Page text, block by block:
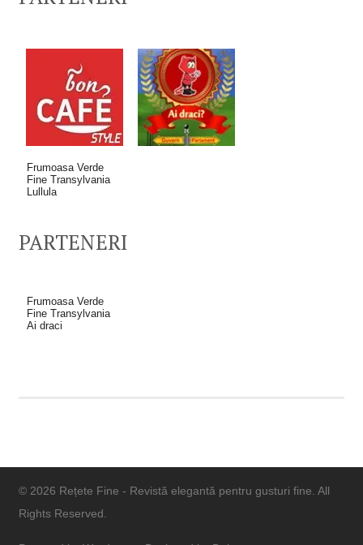
Frumoasa Verde
Fine Transylvania
Lullula
PARTENERI
Frumoasa Verde
Fine Transylvania
Ai draci
© 2026 Rețete Fine - Revistă elegantă pentru gusturi fine. All
Rights Reserved.